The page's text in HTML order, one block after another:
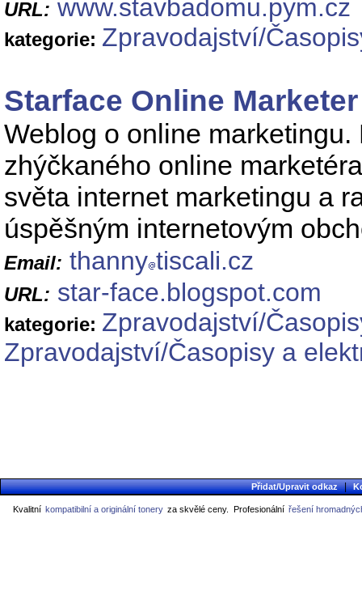
URL: www.stavbadomu.pym.cz
kategorie: Zpravodajství/
Starface Online Marketer
Weblog o online
zhýčkaného online
světa internet marketingu a
úspěšným internetovým
Email: thanny tiscali.cz
URL: star-face.blogspot.com
kategorie: Zpravodajství/
Zpravodajství/Časopisy a
Přidat/Upravit odkaz |
Kvalitní kompatibilní a originální tonery za skvělé ceny. Profesionální řešení